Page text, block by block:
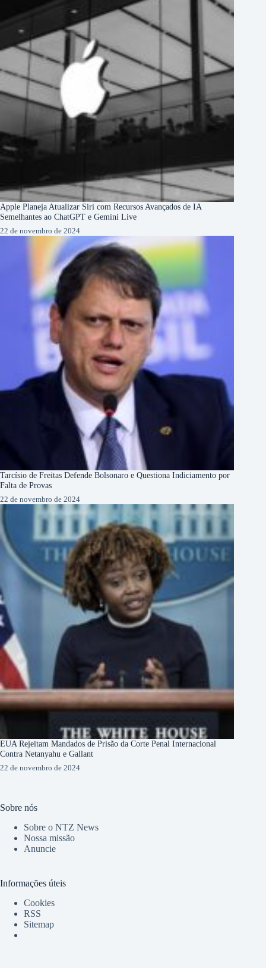
Apple Planeja Atualizar Siri com Recursos Avançados de IA
Semelhantes ao ChatGPT e Gemini Live
22 de novembro de 2024
Tarcísio de Freitas Defende Bolsonaro e Questiona Indiciamento por
Falta de Provas
22 de novembro de 2024
EUA Rejeitam Mandados de Prisão da Corte Penal Internacional
Contra Netanyahu e Gallant
22 de novembro de 2024
Sobre nós
Sobre o NTZ News
Nossa missão
Anuncie
Informações úteis
Cookies
RSS
Sitemap